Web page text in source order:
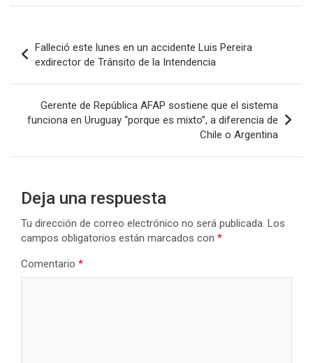
ce
b
o
o
k
tt at
A
p
p
ke
n
m
p
ar
tir
de
entradas
Falleció este lunes en un accidente Luis Pereira
exdirector de Tránsito de la Intendencia
Gerente de República AFAP sostiene que el sistema
funciona en Uruguay “porque es mixto”, a diferencia de
Chile o Argentina
Deja una respuesta
Tu dirección de correo electrónico no será publicada. Los
campos obligatorios están marcados con *
Comentario *